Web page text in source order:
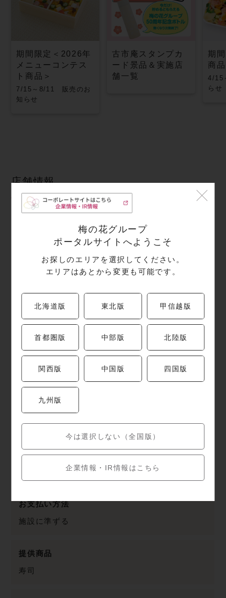
梅の花グループ
ポータルサイトへようこそ
お探しのエリアを選択してください。
エリアはあとから変更も可能です。
北海道版 東北版 甲信越版
首都圏版 中部版 北陸版
関西版 中国版 四国版
九州版
今は選択しない（全国版）
企業情報・IR情報はこちら
期間限定＜2026年
メニューコンテス
ト商品＞
7/15～8/11 販売のお
知らせ
古市庵スタンプカ
ード景品＆実施店
舗一覧
期
商
4/15
らせ
店舗情報
神奈川県横浜市港南区上大岡西1-6-1
京急百貨店上大岡店1F
電話番号
045-848-7429
営業時間
施設に準ずる
定休日
施設に準ずる
駐車場
施設・近隣の駐車場をご利用ください。
お支払い方法
施設に準ずる
提供商品
寿司